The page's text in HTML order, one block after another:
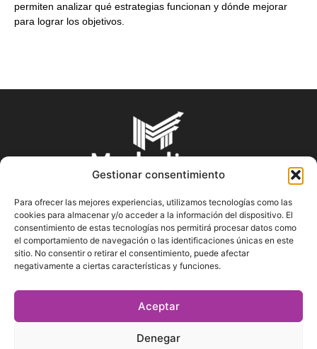
Gestionar consentimiento
Para ofrecer las mejores experiencias, utilizamos tecnologías como las
cookies para almacenar y/o acceder a la información del dispositivo. El
consentimiento de estas tecnologías nos permitirá procesar datos como
el comportamiento de navegación o las identificaciones únicas en este
sitio. No consentir o retirar el consentimiento, puede afectar
negativamente a ciertas características y funciones.
Aceptar
Denegar
permiten analizar qué estrategias funcionan y dónde mejorar
para lograr los objetivos.
SOBRE NOSOTROS
En Marketin.es encontrarás la más actualizada y veraz
información sobre el mundo del marketing; consejos
SÍGUENOS